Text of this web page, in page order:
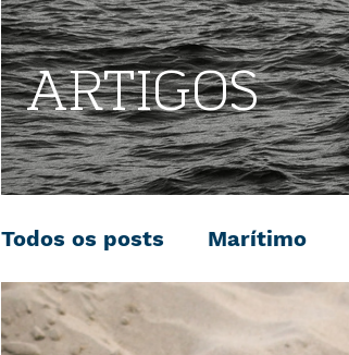
ARTIGOS
Todos os posts Marítimo
Negociação Coletiva